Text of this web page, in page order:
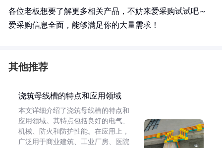
各位老板想要了解更多相关产品，不妨来爱采购试试吧～
爱采购信息全面，能够满足你的大量需求！
其他推荐
浇筑母线槽的特点和应用领域
本文详细介绍了浇筑母线槽的特点和
应用领域。其特点包括良好的电气、
机械、防火和防护性能。在应用上，
广泛用于商业建筑、工业厂房、医院